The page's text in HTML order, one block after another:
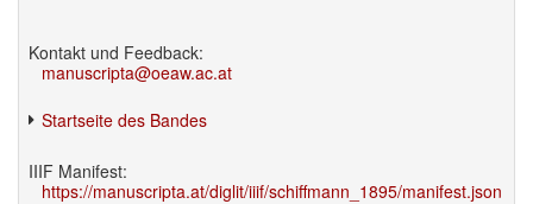
Kontakt und Feedback:
manuscripta@oeaw.ac.at
Startseite des Bandes
IIIF Manifest:
https://manuscripta.at/diglit/iiif/schiffmann_1895/manifest.json